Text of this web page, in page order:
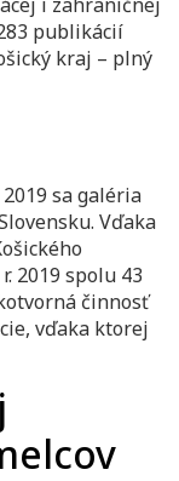
i zahraničnej
publikácií
kraj – plný
sa galéria
Vďaka
2019 spolu 43
činnosť
vďaka ktorej